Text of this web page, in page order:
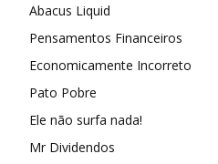
Abacus Liquid
Pensamentos Financeiros
Economicamente Incorreto
Pato Pobre
Ele não surfa nada!
Mr Dividendos